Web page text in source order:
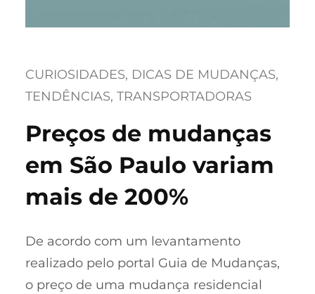
CURIOSIDADES, DICAS DE MUDANÇAS
TENDÊNCIAS, TRANSPORTADORAS
Preços de mudanças
em São Paulo variam
mais de 200%
De acordo com um levantamento
realizado pelo portal Guia de Mudanças,
o preço de uma mudança residencial